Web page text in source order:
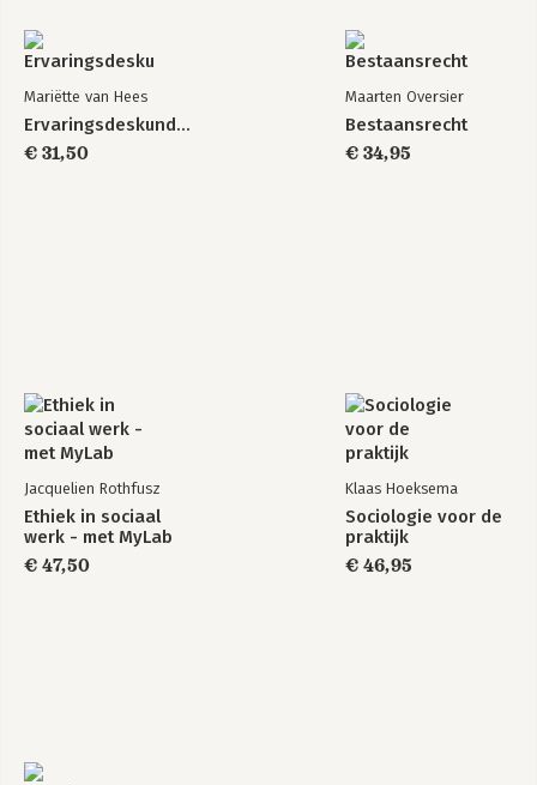
Mariëtte van Hees
Ervaringsdeskundigheid
€ 31,50
Maarten Oversier
Bestaansrecht
€ 34,95
Jacquelien Rothfusz
Ethiek in sociaal
werk - met MyLab
€ 47,50
Klaas Hoeksema
Sociologie voor de
praktijk
€ 46,95